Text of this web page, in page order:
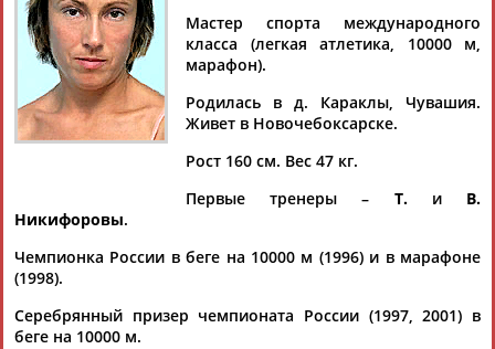
Аслаудин
АБАЕВ
Елена
АБАИМОВА
Мария
АБАКУМОВА
Юлия
АБАСОВА
АБАЧАРАЕВ
АБАШИДЗЕ
Флюра
АББАТЕ-
Татьяна
АББЯСОВА
Акжана
Артур
Мастер спорта международного
класса (легкая атлетика, 10000 м,
марафон).
Родилась в д. Караклы, Чувашия.
Живет в Новочебоксарске.
Рост 160 см. Вес 47 кг.
Первые тренеры – Т.и В.
Никифоровы.
Чемпионка России в беге на 10000 м (1996) и в марафоне
(1998).
Серебрянный призер чемпионата России (1997, 2001) в
беге на 10000 м.